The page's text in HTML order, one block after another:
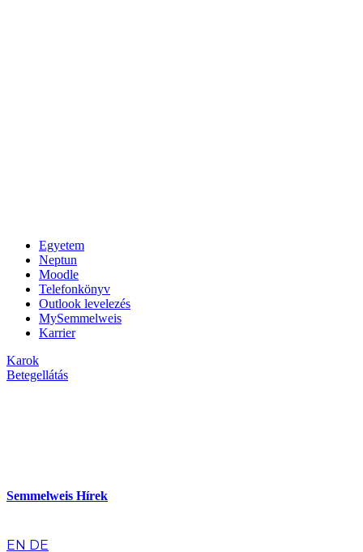
Egyetem
Neptun
Moodle
Telefonkönyv
Outlook levelezés
MySemmelweis
Karrier
Karok
Betegellátás
Semmelweis Hírek
EN DE